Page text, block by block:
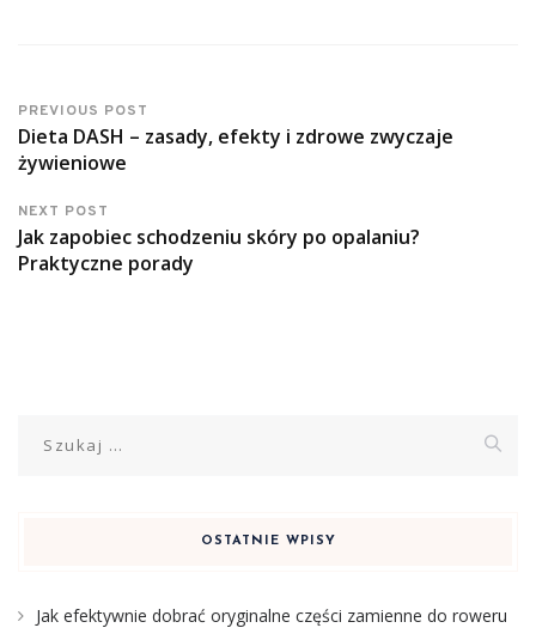
PREVIOUS POST
Dieta DASH – zasady, efekty i zdrowe zwyczaje
żywieniowe
NEXT POST
Jak zapobiec schodzeniu skóry po opalaniu?
Praktyczne porady
OSTATNIE WPISY
Jak efektywnie dobrać oryginalne części zamienne do roweru